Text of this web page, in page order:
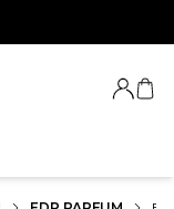
Giriş